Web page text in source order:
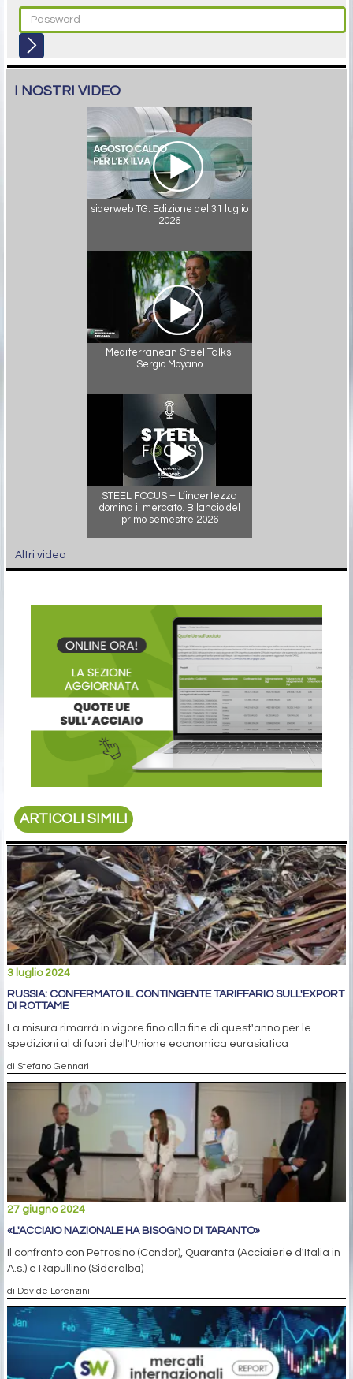
I NOSTRI VIDEO
siderweb TG. Edizione del 31 luglio
2026
Mediterranean Steel Talks:
Sergio Moyano
STEEL FOCUS – L’incertezza
domina il mercato. Bilancio del
primo semestre 2026
Altri video
ARTICOLI SIMILI
3 luglio 2024
RUSSIA: CONFERMATO IL CONTINGENTE TARIFFARIO SULL'EXPORT
DI ROTTAME
La misura rimarrà in vigore fino alla fine di quest'anno per le
spedizioni al di fuori dell'Unione economica eurasiatica
di Stefano Gennari
27 giugno 2024
«L'ACCIAIO NAZIONALE HA BISOGNO DI TARANTO»
Il confronto con Petrosino (Condor), Quaranta (Acciaierie d'Italia in
A.s.) e Rapullino (Sideralba)
di Davide Lorenzini